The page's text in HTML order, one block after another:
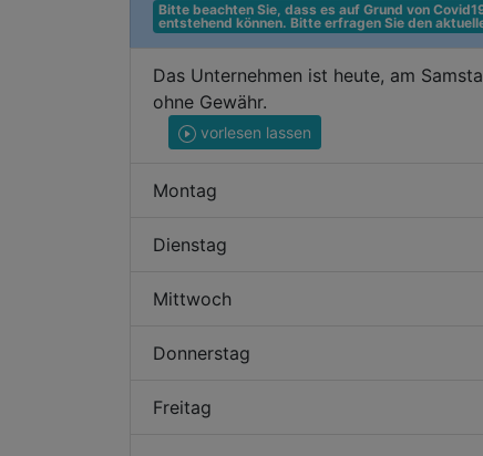
Bitte beachten Sie, dass es auf Grund von
entstehend können. Bitte erfragen Sie den
Das Unternehmen ist heute, am
ohne Gewähr.
vorlesen lassen
Montag
Dienstag
Mittwoch
Donnerstag
Freitag